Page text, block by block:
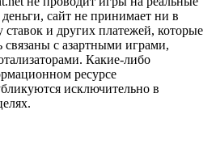
сайт не принимает ни в
ставок и других платежей, которые
связаны с азартными играми,
Какие-либо
ресурсе
исключительно в